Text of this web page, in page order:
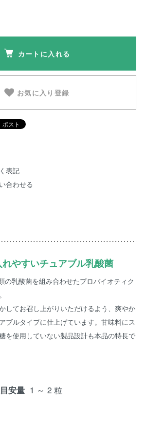
カートに入れる
お気に入り登録
表記
合わせる
やすいチュアブル乳酸菌
の乳酸菌を組み合わせたプロバイオティク
してお召し上がりいただけるよう、爽やか
ブルタイプに仕上げています。甘味料にス
を使用していない製品設計も本品の特長で
安量 1 ～ 2 粒